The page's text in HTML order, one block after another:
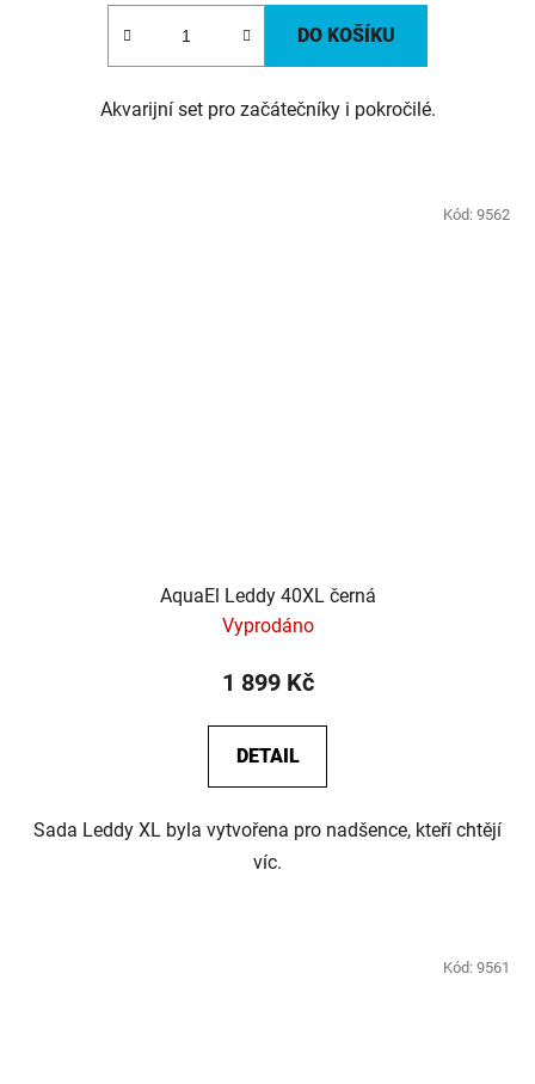
DO KOŠÍKU
Akvarijní set pro začátečníky i pokročilé.
AquaEl Leddy 40XL černá
Vyprodáno
1 899 Kč
DETAIL
Sada Leddy XL byla vytvořena pro nadšence, kteří chtějí
víc.
Kód: 9562
Kód: 9561